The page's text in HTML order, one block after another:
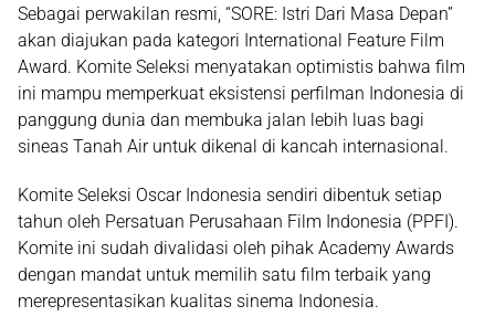
Sebagai perwakilan resmi, “SORE: Istri Dari Masa Depan”
akan diajukan pada kategori International Feature Film
Award. Komite Seleksi menyatakan optimistis bahwa film
ini mampu memperkuat eksistensi perfilman Indonesia di
panggung dunia dan membuka jalan lebih luas bagi
sineas Tanah Air untuk dikenal di kancah internasional.
Komite Seleksi Oscar Indonesia sendiri dibentuk setiap
tahun oleh Persatuan Perusahaan Film Indonesia (PPFI).
Komite ini sudah divalidasi oleh pihak Academy Awards
dengan mandat untuk memilih satu film terbaik yang
merepresentasikan kualitas sinema Indonesia.